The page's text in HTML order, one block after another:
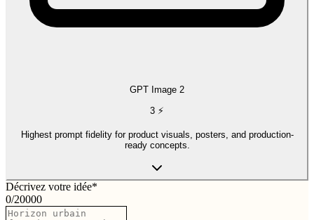
GPT Image 2
3 ⚡
Highest prompt fidelity for product visuals, posters, and production-
ready concepts.
Décrivez votre idée*
0/20000